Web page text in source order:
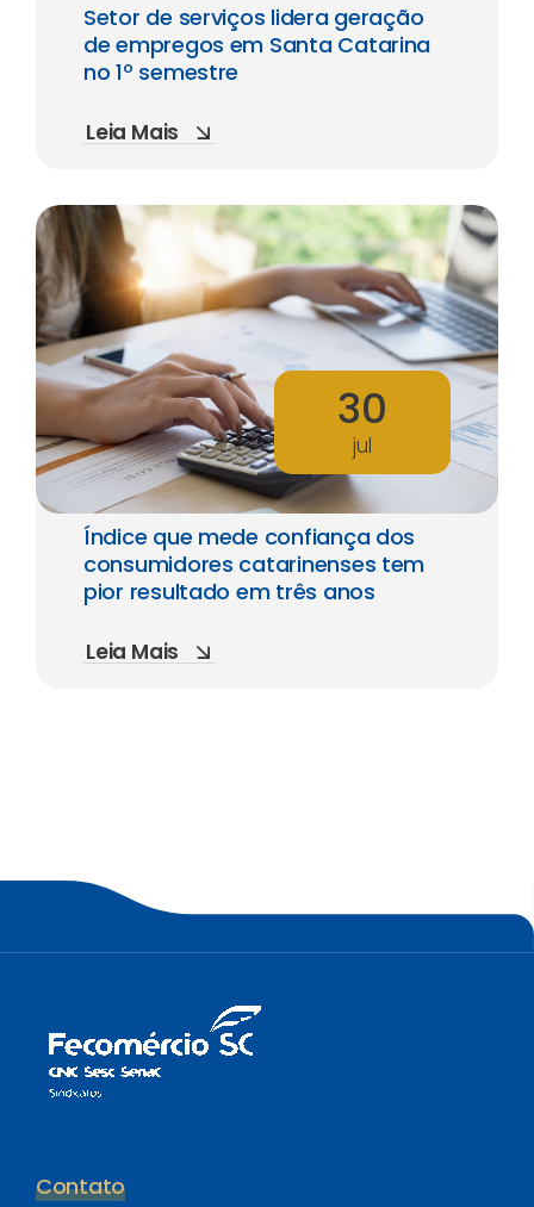
Setor de serviços lidera geração
de empregos em Santa Catarina
no 1º semestre
Leia Mais
30
jul
Índice que mede confiança dos
consumidores catarinenses tem
pior resultado em três anos
Leia Mais
Contato